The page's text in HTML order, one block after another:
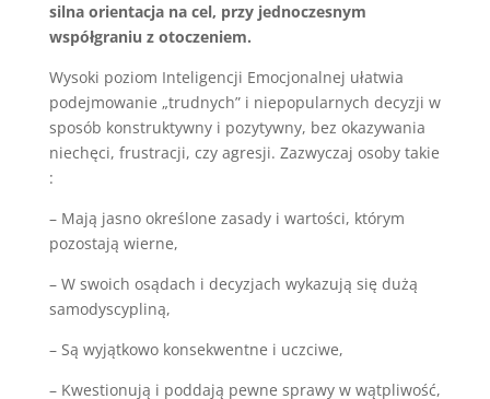
silna orientacja na cel, przy jednoczesnym
współgraniu z otoczeniem.
Wysoki poziom Inteligencji Emocjonalnej ułatwia
podejmowanie „trudnych” i niepopularnych decyzji w
sposób konstruktywny i pozytywny, bez okazywania
niechęci, frustracji, czy agresji. Zazwyczaj osoby takie
:
– Mają jasno określone zasady i wartości, którym
pozostają wierne,
– W swoich osądach i decyzjach wykazują się dużą
samodyscypliną,
– Są wyjątkowo konsekwentne i uczciwe,
– Kwestionują i poddają pewne sprawy w wątpliwość,